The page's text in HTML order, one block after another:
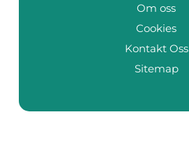
Om oss
Cookies
Kontakt Oss
Sitemap